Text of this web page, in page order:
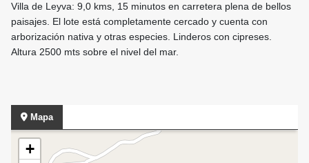
Villa de Leyva: 9,0 kms, 15 minutos en carretera plena de bellos
paisajes. El lote está completamente cercado y cuenta con
arborización nativa y otras especies. Linderos con cipreses.
Altura 2500 mts sobre el nivel del mar.
Mapa
+